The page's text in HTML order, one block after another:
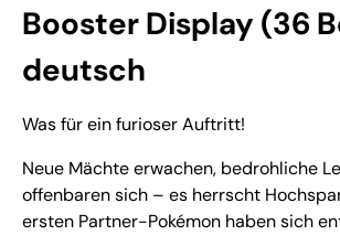
Booster Display (36
deutsch
Was für ein furioser Auftritt!
Neue Mächte erwachen, bedrohliche
offenbaren sich – es herrscht
ersten Partner-Pokémon haben sich